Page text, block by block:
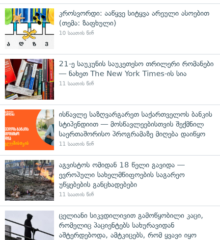
კროსვორდი: ააწყვე სიტყვა არეული ასოებით
(თემა: ზაფხული)
10 საათის წინ
21-ე საუკუნის საუკეთესო თრილერი რომანები
— ნახეთ The New York Times-ის სია
11 საათის წინ
ისწავლე საზღვარგარეთ საქართველოს ბანკის
სტიპენდიით — მოსწავლეებისთვის შექმნილ
საერთაშორისო პროგრამაზე მიღება დაიწყო
11 საათის წინ
აგვისტოს ომიდან 18 წელი გავიდა —
ევროპული სახელმწიფოების საგარეო
უწყებების განცხადებები
11 საათის წინ
ცელიანი სიკვდილივით გამოწყობილი კაცი,
რომელიც პაციენტებს სახურავიდან
აშტერდებოდა, ამტკიცებს, რომ ყვავი იყო